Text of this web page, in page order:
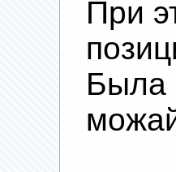
При
Была